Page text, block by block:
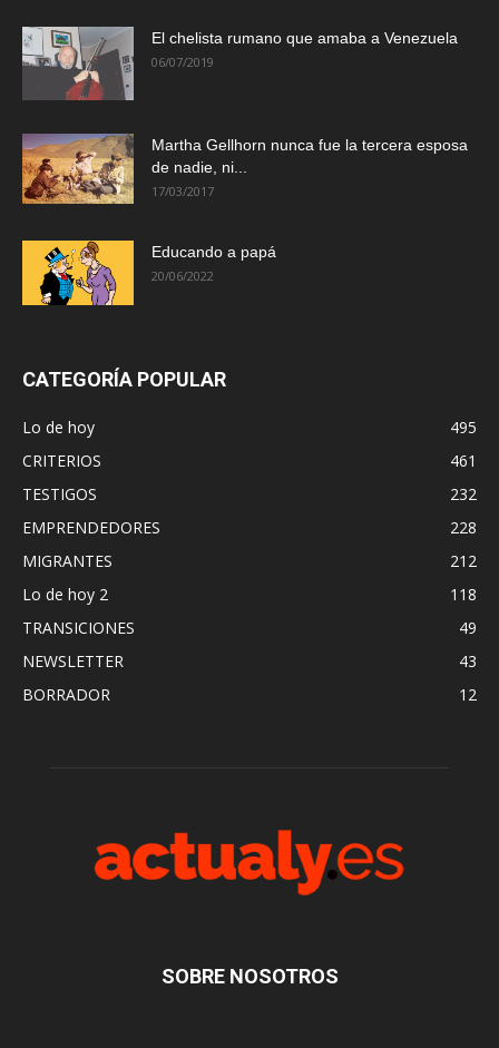
El chelista rumano que amaba a Venezuela
06/07/2019
Martha Gellhorn nunca fue la tercera esposa
de nadie, ni...
17/03/2017
Educando a papá
20/06/2022
CATEGORÍA POPULAR
Lo de hoy
495
CRITERIOS
461
TESTIGOS
232
EMPRENDEDORES
228
MIGRANTES
212
Lo de hoy 2
118
TRANSICIONES
49
NEWSLETTER
43
BORRADOR
12
SOBRE NOSOTROS